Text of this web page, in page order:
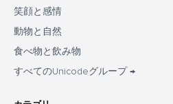
笑顔と感情
動物と自然
食べ物と飲み物
すべてのUnicodeグループ →